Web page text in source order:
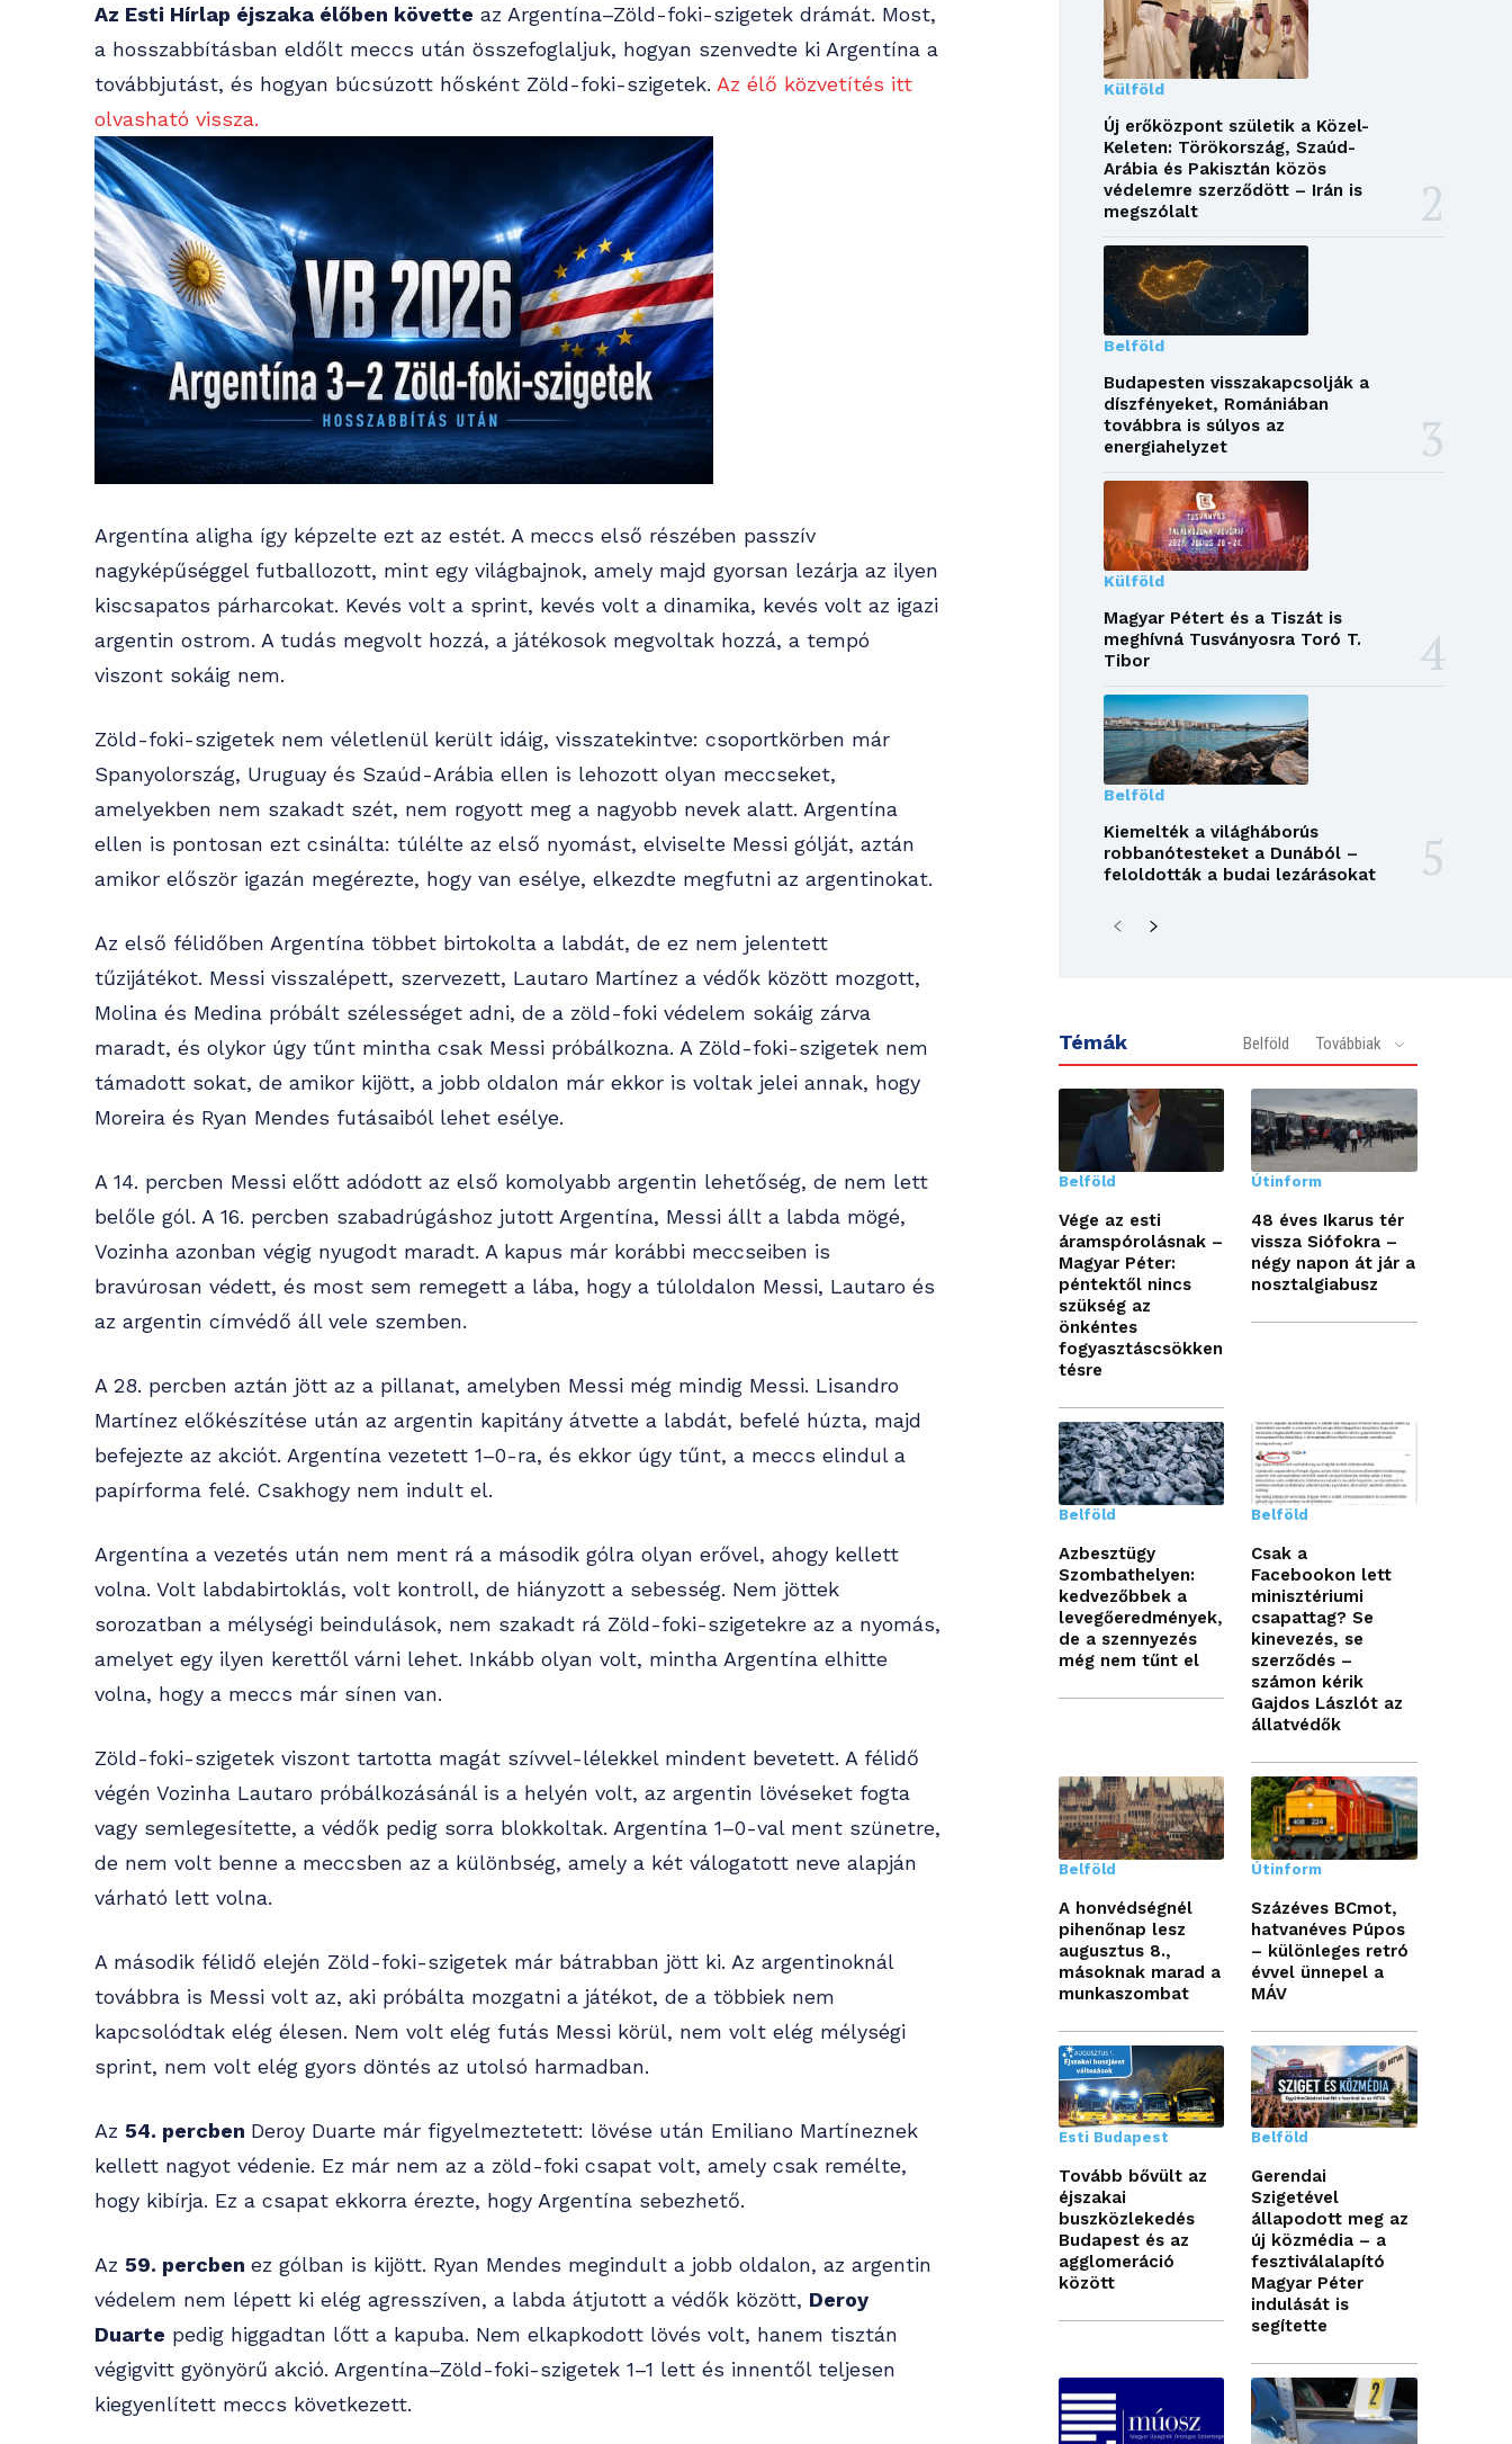
Az Esti Hírlap éjszaka élőben követte az Argentína–Zöld-foki-szigetek drámát. Most,
a hosszabbításban eldőlt meccs után összefoglaljuk, hogyan szenvedte ki Argentína a
továbbjutást, és hogyan búcsúzott hősként Zöld-foki-szigetek. Az élő közvetítés itt
olvasható vissza.
Argentína aligha így képzelte ezt az estét. A meccs első részében passzív
nagyképűséggel futballozott, mint egy világbajnok, amely majd gyorsan lezárja az ilyen
kiscsapatos párharcokat. Kevés volt a sprint, kevés volt a dinamika, kevés volt az igazi
argentin ostrom. A tudás megvolt hozzá, a játékosok megvoltak hozzá, a tempó
viszont sokáig nem.
Zöld-foki-szigetek nem véletlenül került idáig, visszatekintve: csoportkörben már
Spanyolország, Uruguay és Szaúd-Arábia ellen is lehozott olyan meccseket,
amelyekben nem szakadt szét, nem rogyott meg a nagyobb nevek alatt. Argentína
ellen is pontosan ezt csinálta: túlélte az első nyomást, elviselte Messi gólját, aztán
amikor először igazán megérezte, hogy van esélye, elkezdte megfutni az argentinokat.
Az első félidőben Argentína többet birtokolta a labdát, de ez nem jelentett
tűzijátékot. Messi visszalépett, szervezett, Lautaro Martínez a védők között mozgott,
Molina és Medina próbált szélességet adni, de a zöld-foki védelem sokáig zárva
maradt, és olykor úgy tűnt mintha csak Messi próbálkozna. A Zöld-foki-szigetek nem
támadott sokat, de amikor kijött, a jobb oldalon már ekkor is voltak jelei annak, hogy
Moreira és Ryan Mendes futásaiból lehet esélye.
A 14. percben Messi előtt adódott az első komolyabb argentin lehetőség, de nem lett
belőle gól. A 16. percben szabadrúgáshoz jutott Argentína, Messi állt a labda mögé,
Vozinha azonban végig nyugodt maradt. A kapus már korábbi meccseiben is
bravúrosan védett, és most sem remegett a lába, hogy a túloldalon Messi, Lautaro és
az argentin címvédő áll vele szemben.
A 28. percben aztán jött az a pillanat, amelyben Messi még mindig Messi. Lisandro
Martínez előkészítése után az argentin kapitány átvette a labdát, befelé húzta, majd
befejezte az akciót. Argentína vezetett 1–0-ra, és ekkor úgy tűnt, a meccs elindul a
papírforma felé. Csakhogy nem indult el.
Argentína a vezetés után nem ment rá a második gólra olyan erővel, ahogy kellett
volna. Volt labdabirtoklás, volt kontroll, de hiányzott a sebesség. Nem jöttek
sorozatban a mélységi beindulások, nem szakadt rá Zöld-foki-szigetekre az a nyomás,
amelyet egy ilyen kerettől várni lehet. Inkább olyan volt, mintha Argentína elhitte
volna, hogy a meccs már sínen van.
Zöld-foki-szigetek viszont tartotta magát szívvel-lélekkel mindent bevetett. A félidő
végén Vozinha Lautaro próbálkozásánál is a helyén volt, az argentin lövéseket fogta
vagy semlegesítette, a védők pedig sorra blokkoltak. Argentína 1–0-val ment szünetre,
de nem volt benne a meccsben az a különbség, amely a két válogatott neve alapján
várható lett volna.
A második félidő elején Zöld-foki-szigetek már bátrabban jött ki. Az argentinoknál
továbbra is Messi volt az, aki próbálta mozgatni a játékot, de a többiek nem
kapcsolódtak elég élesen. Nem volt elég futás Messi körül, nem volt elég mélységi
sprint, nem volt elég gyors döntés az utolsó harmadban.
Az 54. percben Deroy Duarte már figyelmeztetett: lövése után Emiliano Martíneznek
kellett nagyot védenie. Ez már nem az a zöld-foki csapat volt, amely csak remélte,
hogy kibírja. Ez a csapat ekkorra érezte, hogy Argentína sebezhető.
Az 59. percben ez gólban is kijött. Ryan Mendes megindult a jobb oldalon, az argentin
védelem nem lépett ki elég agresszíven, a labda átjutott a védők között, Deroy
Duarte pedig higgadtan lőtt a kapuba. Nem elkapkodott lövés volt, hanem tisztán
végigvitt gyönyörű akció. Argentína–Zöld-foki-szigetek 1–1 lett és innentől teljesen
kiegyenlített meccs következett.
Külföld
Új erőközpont születik a Közel-
Keleten: Törökország, Szaúd-
Arábia és Pakisztán közös
védelemre szerződött – Irán is
megszólalt
Belföld
Budapesten visszakapcsolják a
díszfényeket, Romániában
továbbra is súlyos az
energiahelyzet
Külföld
Magyar Pétert és a Tiszát is
meghívná Tusványosra Toró T.
Tibor
Belföld
Kiemelték a világháborús
robbanótesteket a Dunából –
feloldották a budai lezárásokat
Témák Belföld Továbbiak
Belföld
Vége az esti
áramspórolásnak –
Magyar Péter:
péntektől nincs
szükség az
önkéntes
fogyasztáscsökken
tésre
Útinform
48 éves Ikarus tér
vissza Siófokra –
négy napon át jár a
nosztalgiabusz
Belföld
Azbesztügy
Szombathelyen:
kedvezőbbek a
levegőeredmények,
de a szennyezés
még nem tűnt el
Belföld
Csak a
Facebookon lett
minisztériumi
csapattag? Se
kinevezés, se
szerződés –
számon kérik
Gajdos Lászlót az
állatvédők
Belföld
A honvédségnél
pihenőnap lesz
augusztus 8.,
másoknak marad a
munkaszombat
Útinform
Százéves BCmot,
hatvanéves Púpos
– különleges retró
évvel ünnepel a
MÁV
Esti Budapest
Tovább bővült az
éjszakai
buszközlekedés
Budapest és az
agglomeráció
között
Belföld
Gerendai
Szigetével
állapodott meg az
új közmédia – a
fesztiválalapító
Magyar Péter
indulását is
segítette